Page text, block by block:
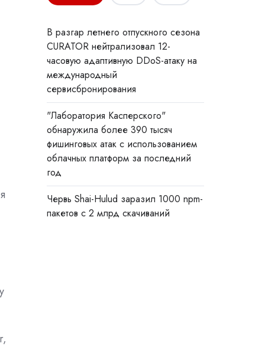
В разгар летнего отпускного сезона
CURATOR нейтрализовал 12-
часовую адаптивную DDoS-атаку на
международный
сервисбронирования
"Лаборатория Касперского"
обнаружила более 390 тысяч
фишинговых атак с использованием
облачных платформ за последний
год
Червь Shai-Hulud заразил 1000 npm-
пакетов с 2 млрд скачиваний